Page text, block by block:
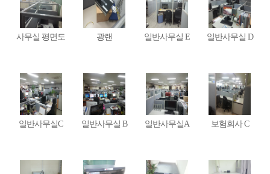
사무실 평면도 광랜 일반사무실 E 일반사무실 D
일반사무실C 일반사무실 B 일반사무실A 보험회사 C